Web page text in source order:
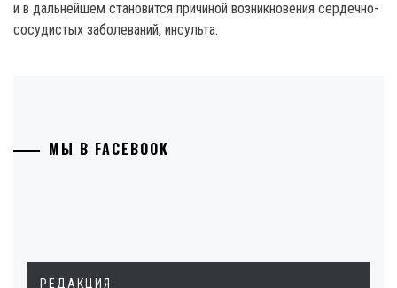
и в дальнейшем становится причиной возникновения сердечно-
сосудистых заболеваний, инсульта.
МЫ В FACEBOOK
РЕДАКЦИЯ